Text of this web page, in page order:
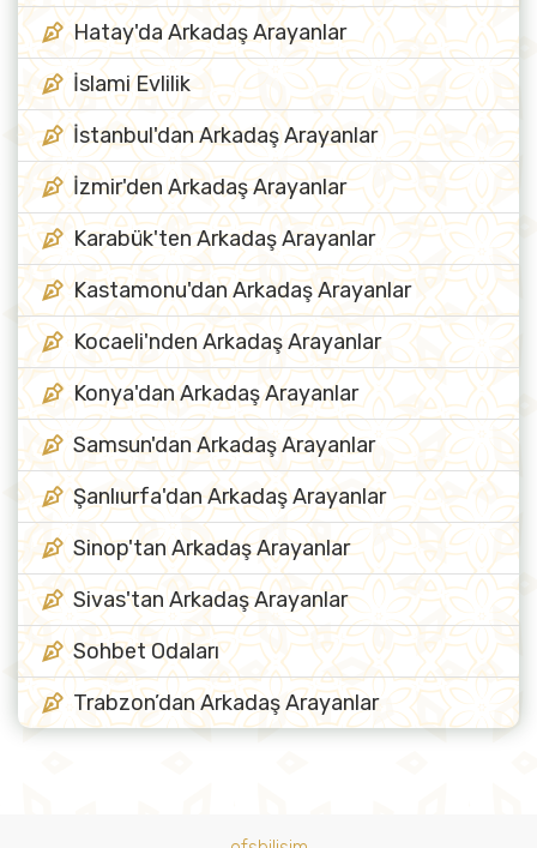
Hatay'da Arkadaş Arayanlar
İslami Evlilik
İstanbul'dan Arkadaş Arayanlar
İzmir'den Arkadaş Arayanlar
Karabük'ten Arkadaş Arayanlar
Kastamonu'dan Arkadaş Arayanlar
Kocaeli'nden Arkadaş Arayanlar
Konya'dan Arkadaş Arayanlar
Samsun'dan Arkadaş Arayanlar
Şanlıurfa'dan Arkadaş Arayanlar
Sinop'tan Arkadaş Arayanlar
Sivas'tan Arkadaş Arayanlar
Sohbet Odaları
Trabzon’dan Arkadaş Arayanlar